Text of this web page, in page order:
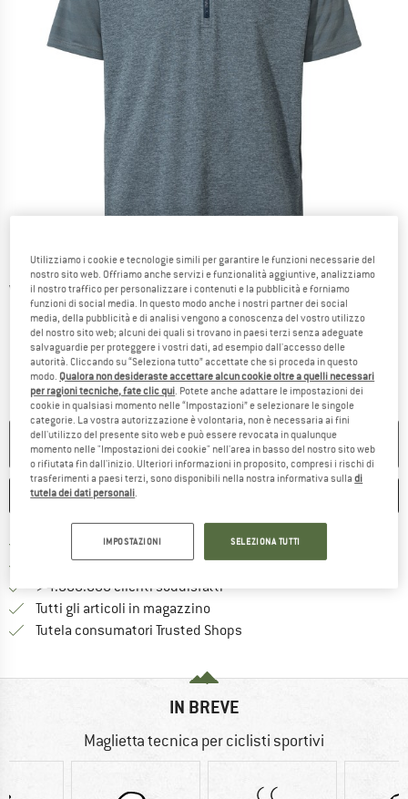
Viste dettagliate
NON PIÙ DISPONIBILE
ANNOTA
Porto franco da 69 € (IT)
Qui trovi ulteriori informazioni sulle
100 giorni di diritto di recessoVai alla politica di recesso qui
> 4.000.000 clienti soddisfatti
Tutti gli articoli in magazzino
Tutela consumatori Trusted Shops
IN BREVE
Maglietta tecnica per ciclisti sportivi
Utilizziamo i cookie e tecnologie simili per garantire le funzioni necessarie del
nostro sito web. Offriamo anche servizi e funzionalità aggiuntive, analizziamo
il nostro traffico per personalizzare i contenuti e la pubblicità e forniamo
funzioni di social media. In questo modo anche i nostri partner dei social
media, della pubblicità e di analisi vengono a conoscenza del vostro utilizzo
del nostro sito web; alcuni dei quali si trovano in paesi terzi senza adeguate
salvaguardie per proteggere i vostri dati, ad esempio dall'accesso delle
autorità. Cliccando su “Seleziona tutto” accettate che si proceda in questo
modo. Qualora non desideraste accettare alcun cookie oltre a quelli necessari
per ragioni tecniche, fate clic qui . Potete anche adattare le impostazioni dei
cookie in qualsiasi momento nelle “Impostazioni” e selezionare le singole
categorie. La vostra autorizzazione è volontaria, non è necessaria ai fini
dell'utilizzo del presente sito web e può essere revocata in qualunque
momento nelle "Impostazioni dei cookie" nell'area in basso del nostro sito web
o rifiutata fin dall'inizio. Ulteriori informazioni in proposito, compresi i rischi di
trasferimenti a paesi terzi, sono disponibili nella nostra informativa sulladi
tutela dei dati personali
IMPOSTAZIONI SELEZIONA TUTTI